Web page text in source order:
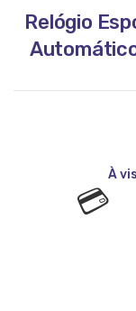
Relógio